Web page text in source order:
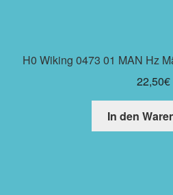
H0 Wiking 0473 01 MAN Hz
22,50€
In den